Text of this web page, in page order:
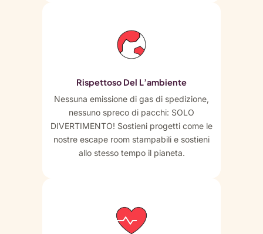
Rispettoso Del L’ambiente
Nessuna emissione di gas di spedizione,
nessuno spreco di pacchi: SOLO
DIVERTIMENTO! Sostieni progetti come le
nostre escape room stampabili e sostieni
allo stesso tempo il pianeta.